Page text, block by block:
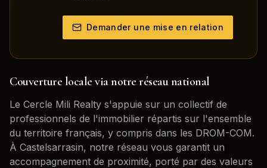
Demander une mise en relation
Couverture locale via notre réseau national
Le Cercle Mili Realty s'appuie sur un collectif de
professionnels de l'immobilier répartis sur l'ensemble
du territoire français, y compris dans les DROM-COM.
À Castelsarrasin, notre réseau vous garantit un
accompagnement de proximité, porté par des valeurs